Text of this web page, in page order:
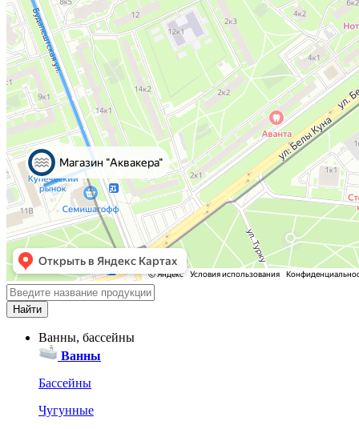
Ванны, бассейны
Ванны
Бассейны
Чугунные